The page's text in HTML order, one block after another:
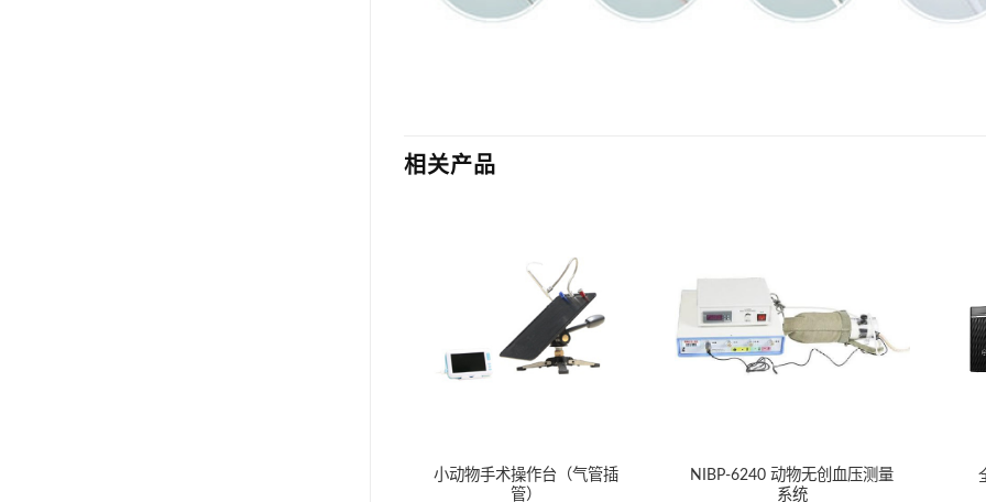
相关产品
小动物手术操作台（气管插
管）
NIBP-6240 动物无创血压测量
系统